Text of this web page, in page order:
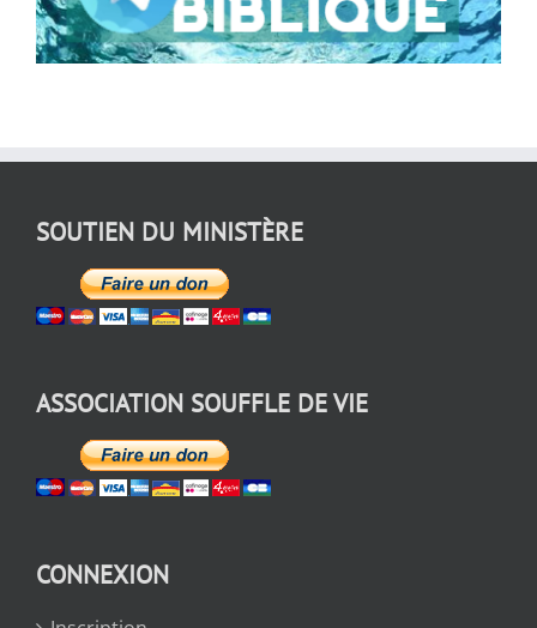
SOUTIEN DU MINISTÈRE
ASSOCIATION SOUFFLE DE VIE
CONNEXION